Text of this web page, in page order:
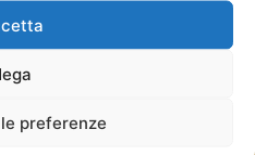
preferenze